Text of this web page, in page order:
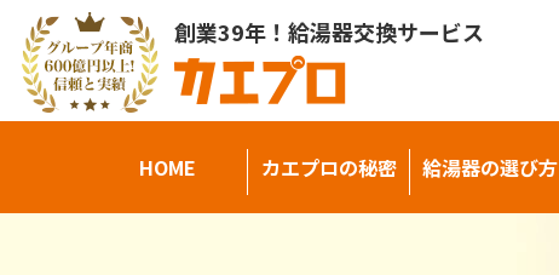
創業39年！給湯器交換サービス
HOME カエプロの秘密 給湯器の選び方